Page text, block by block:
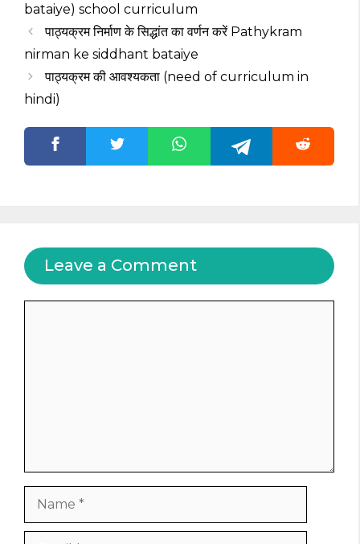
bataiye) school curriculum
पाठ्यक्रम निर्माण के सिद्धांत का वर्णन करें Pathykram
nirman ke siddhant bataiye
पाठ्यक्रम की आवश्यकता (need of curriculum in
hindi)
Leave a Comment